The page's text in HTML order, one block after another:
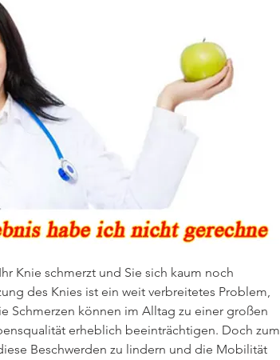
Knie schmerzt und Sie sich kaum noch
des Knies ist ein weit verbreitetes Problem,
Schmerzen können im Alltag zu einer großen
erheblich beeinträchtigen. Doch zum
Beschwerden zu lindern und die Mobilität